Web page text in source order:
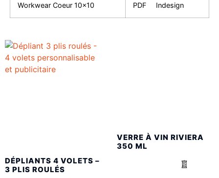
Workwear Coeur 10×10 PDF Indesign
DÉPLIANTS 4 VOLETS –
3 PLIS ROULÉS
VERRE À VIN RIVIERA
350 ML